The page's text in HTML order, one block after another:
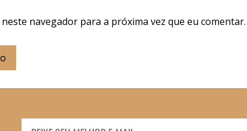
navegador para a próxima vez que eu comentar.